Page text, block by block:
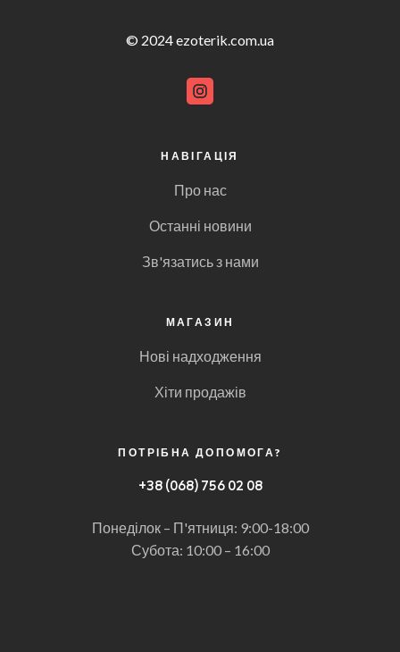
© 2024 ezoterik.com.ua
НАВІГАЦІЯ
Про нас
Останні новини
Зв'язатись з нами
МАГАЗИН
Нові надходження
Хіти продажів
ПОТРІБНА ДОПОМОГА?
+38 (068) 756 02 08
Понеділок – П'ятниця: 9:00-18:00
Субота: 10:00 – 16:00